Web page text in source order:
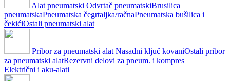
Alat pneumatski Odvrtač pneumatskiBrusilica
pneumatskaPneumatska čegrtaljka/račnaPneumatska bušilica i
čekićiOstali pneumatski alat
Pribor za pneumatski alat Nasadni ključ kovaniOstali pribor
za pneumatski alatRezervni delovi za pneum. i kompres
Električni i aku-alati